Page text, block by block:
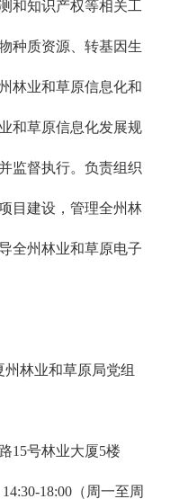
和知识产权等相关工
种质资源、转基因生
林业和草原信息化和
和草原信息化发展规
监督执行。负责组织
目建设，管理全州林
全州林业和草原电子
林业和草原局党组
15号林业大厦5楼
18:00（周一至周